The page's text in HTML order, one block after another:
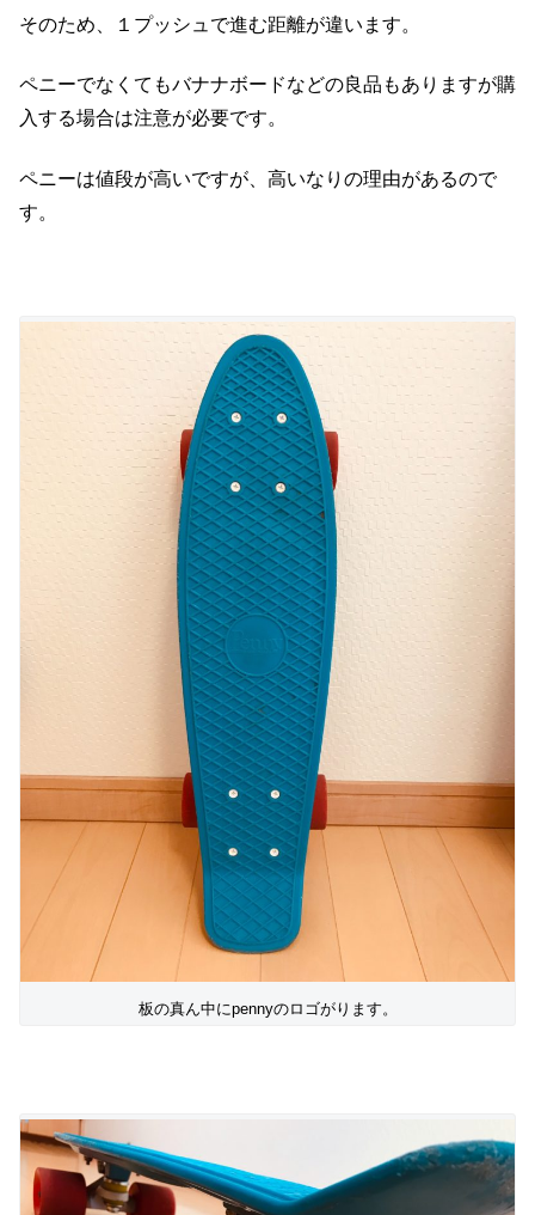
そのため、１プッシュで進む距離が違います。
ペニーでなくてもバナナボードなどの良品もありますが購
入する場合は注意が必要です。
ペニーは値段が高いですが、高いなりの理由があるので
す。
板の真ん中にpennyのロゴがります。